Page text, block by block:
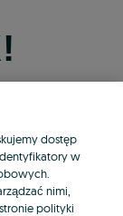
dostęp
w
nimi,
polityki